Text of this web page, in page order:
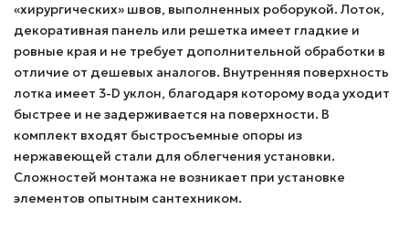
«хирургических» швов, выполненных роборукой. Лоток,
декоративная панель или решетка имеет гладкие и
ровные края и не требует дополнительной обработки в
отличие от дешевых аналогов. Внутренняя поверхность
лотка имеет 3-D уклон, благодаря которому вода уходит
быстрее и не задерживается на поверхности. В
комплект входят быстросъемные опоры из
нержавеющей стали для облегчения установки.
Сложностей монтажа не возникает при установке
элементов опытным сантехником.